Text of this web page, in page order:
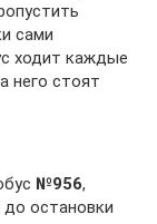
сами
ходит каждые
него стоят
№956,
остановки